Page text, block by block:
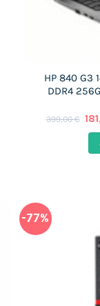
HP 840 G3
DDR4
399,00€ O
-77%